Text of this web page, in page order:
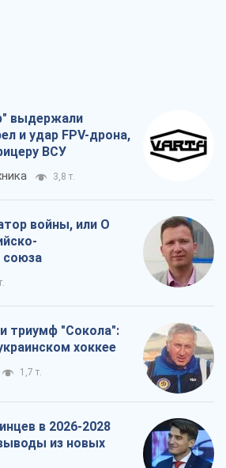
выдержали
и удар FPV-дрона,
ВСУ
3,8 т.
войны, или О
союза
триумф "Сокола":
хоккее
1,7 т.
в 2026-2028
из новых